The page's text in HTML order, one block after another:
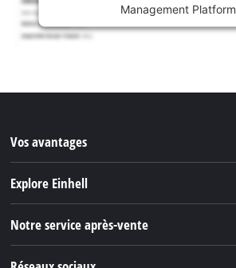
Management Platform
Vos avantages
Explore Einhell
Notre service après-vente